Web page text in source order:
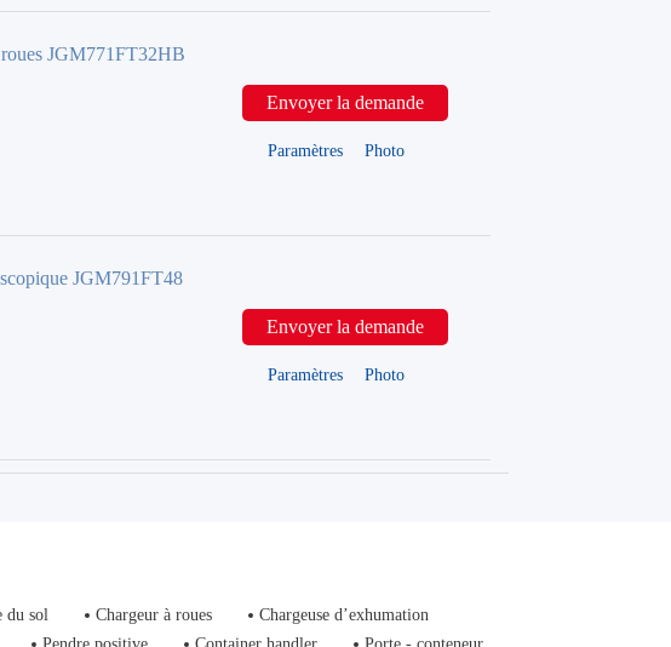
JGM771FT32HB
Envoyer la demande
Paramètres Photo
JGM791FT48
Envoyer la demande
Paramètres Photo
du sol Chargeur à roues
Chargeuse d’exhumation